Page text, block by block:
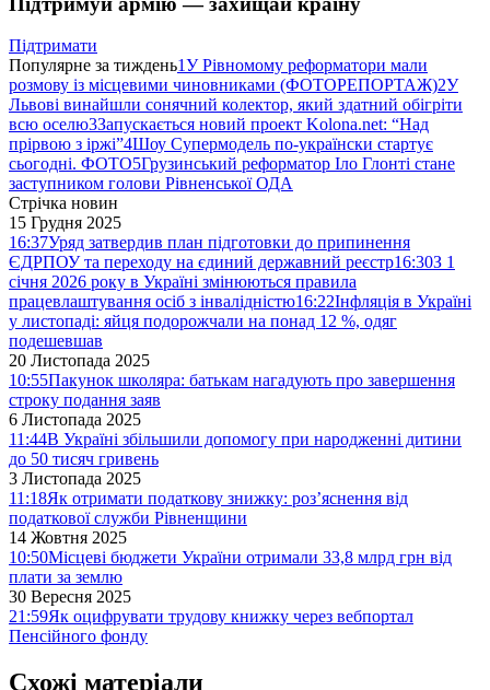
Підтримати
Популярне за тиждень1У Рівномому реформатори мали
розмову із місцевими чиновниками (ФОТОРЕПОРТАЖ)2У
Львові винайшли сонячний колектор, який здатний обігріти
всю оселю3Запускається новий проект Kolona.net: “Над
прірвою з іржі”4Шоу Супермодель по-українски стартує
сьогодні. ФОТО5Грузинський реформатор Іло Глонті стане
заступником голови Рівненської ОДА
Стрічка новин
15 Грудня 2025
16:37Уряд затвердив план підготовки до припинення
ЄДРПОУ та переходу на єдиний державний реєстр16:30З 1
січня 2026 року в Україні змінюються правила
працевлаштування осіб з інвалідністю16:22Інфляція в Україні
у листопаді: яйця подорожчали на понад 12 %, одяг
подешевшав
20 Листопада 2025
10:55Пакунок школяра: батькам нагадують про завершення
строку подання заяв
6 Листопада 2025
11:44В Україні збільшили допомогу при народженні дитини
до 50 тисяч гривень
3 Листопада 2025
11:18Як отримати податкову знижку: роз’яснення від
податкової служби Рівненщини
14 Жовтня 2025
10:50Місцеві бюджети України отримали 33,8 млрд грн від
плати за землю
30 Вересня 2025
21:59Як оцифрувати трудову книжку через вебпортал
Пенсійного фонду
Схожі матеріали